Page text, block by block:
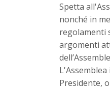
Spetta
nonché in
regolamenti
argomenti
Presidente,